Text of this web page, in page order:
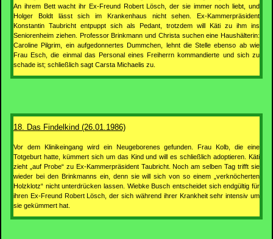
An ihrem Bett wacht ihr Ex-Freund Robert Lösch, der sie immer noch liebt, und
Holger Boldt lässt sich im Krankenhaus nicht sehen. Ex-Kammerpräsident
Konstantin Taubricht entpuppt sich als Pedant, trotzdem will Käti zu ihm ins
Seniorenheim ziehen. Professor Brinkmann und Christa suchen eine Haushälterin:
Caroline Pilgrim, ein aufgedonnertes Dummchen, lehnt die Stelle ebenso ab wie
Frau Esch, die einmal das Personal eines Freiherrn kommandierte und sich zu
schade ist; schließlich sagt Carsta Michaelis zu.
18. Das Findelkind (26.01.1986)
Vor dem Klinikeingang wird ein Neugeborenes gefunden. Frau Kolb, die eine
Totgeburt hatte, kümmert sich um das Kind und will es schließlich adoptieren. Käti
zieht „auf Probe“ zu Ex-Kammerpräsident Taubricht. Noch am selben Tag trifft sie
wieder bei den Brinkmanns ein, denn sie will sich von so einem „verknöcherten
Holzklotz“ nicht unterdrücken lassen. Wiebke Busch entscheidet sich endgültig für
ihren Ex-Freund Robert Lösch, der sich während ihrer Krankheit sehr intensiv um
sie gekümmert hat.